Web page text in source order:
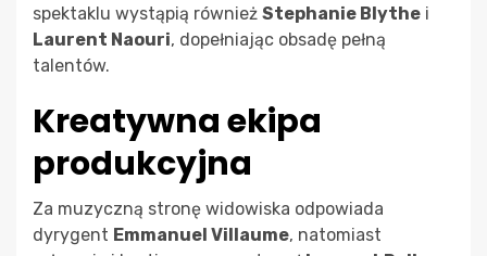
spektaklu wystąpią również Stephanie Blythe i
Laurent Naouri, dopełniając obsadę pełną
talentów.
Kreatywna ekipa
produkcyjna
Za muzyczną stronę widowiska odpowiada
dyrygent Emmanuel Villaume, natomiast